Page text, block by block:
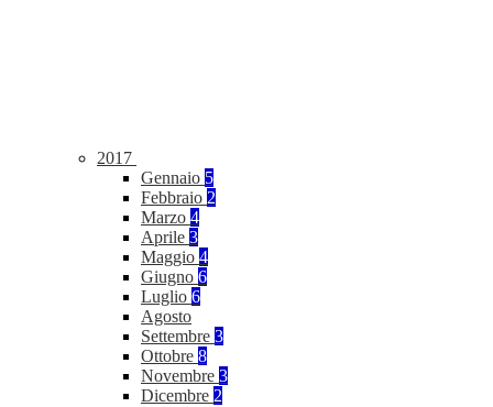
2017
Gennaio 5
Febbraio 2
Marzo 4
Aprile 3
Maggio 4
Giugno 6
Luglio 6
Agosto
Settembre 3
Ottobre 8
Novembre 3
Dicembre 2